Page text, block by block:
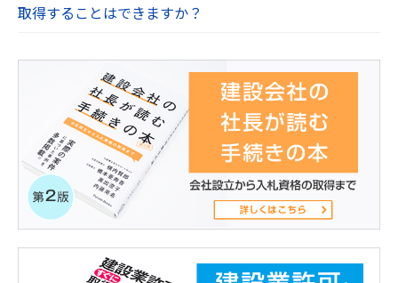
取得することはできますか？